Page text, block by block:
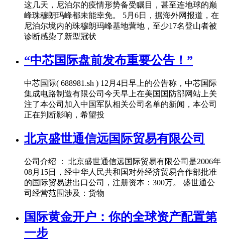
这几天，尼泊尔的疫情形势备受瞩目，甚至连地球的巅
峰珠穆朗玛峰都未能幸免。 5月6日，据海外网报道，在
尼泊尔境内的珠穆朗玛峰基地营地，至少17名登山者被
诊断感染了新型冠状
“中芯国际盘前发布重要公告！”
中芯国际( 688981.sh ) 12月4日早上的公告称，中芯国际
集成电路制造有限公司今天早上在美国国防部网站上关
注了本公司加入中国军队相关公司名单的新闻，本公司
正在判断影响，希望投
北京盛世通信远国际贸易有限公司
公司介绍 ： 北京盛世通信远国际贸易有限公司是2006年
08月15日，经中华人民共和国对外经济贸易合作部批准
的国际贸易进出口公司，注册资本：300万。 盛世通公
司经营范围涉及：货物
国际黄金开户：你的全球资产配置第
一步